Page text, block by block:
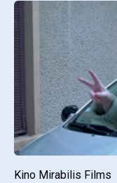
Kino Mirabilis Films